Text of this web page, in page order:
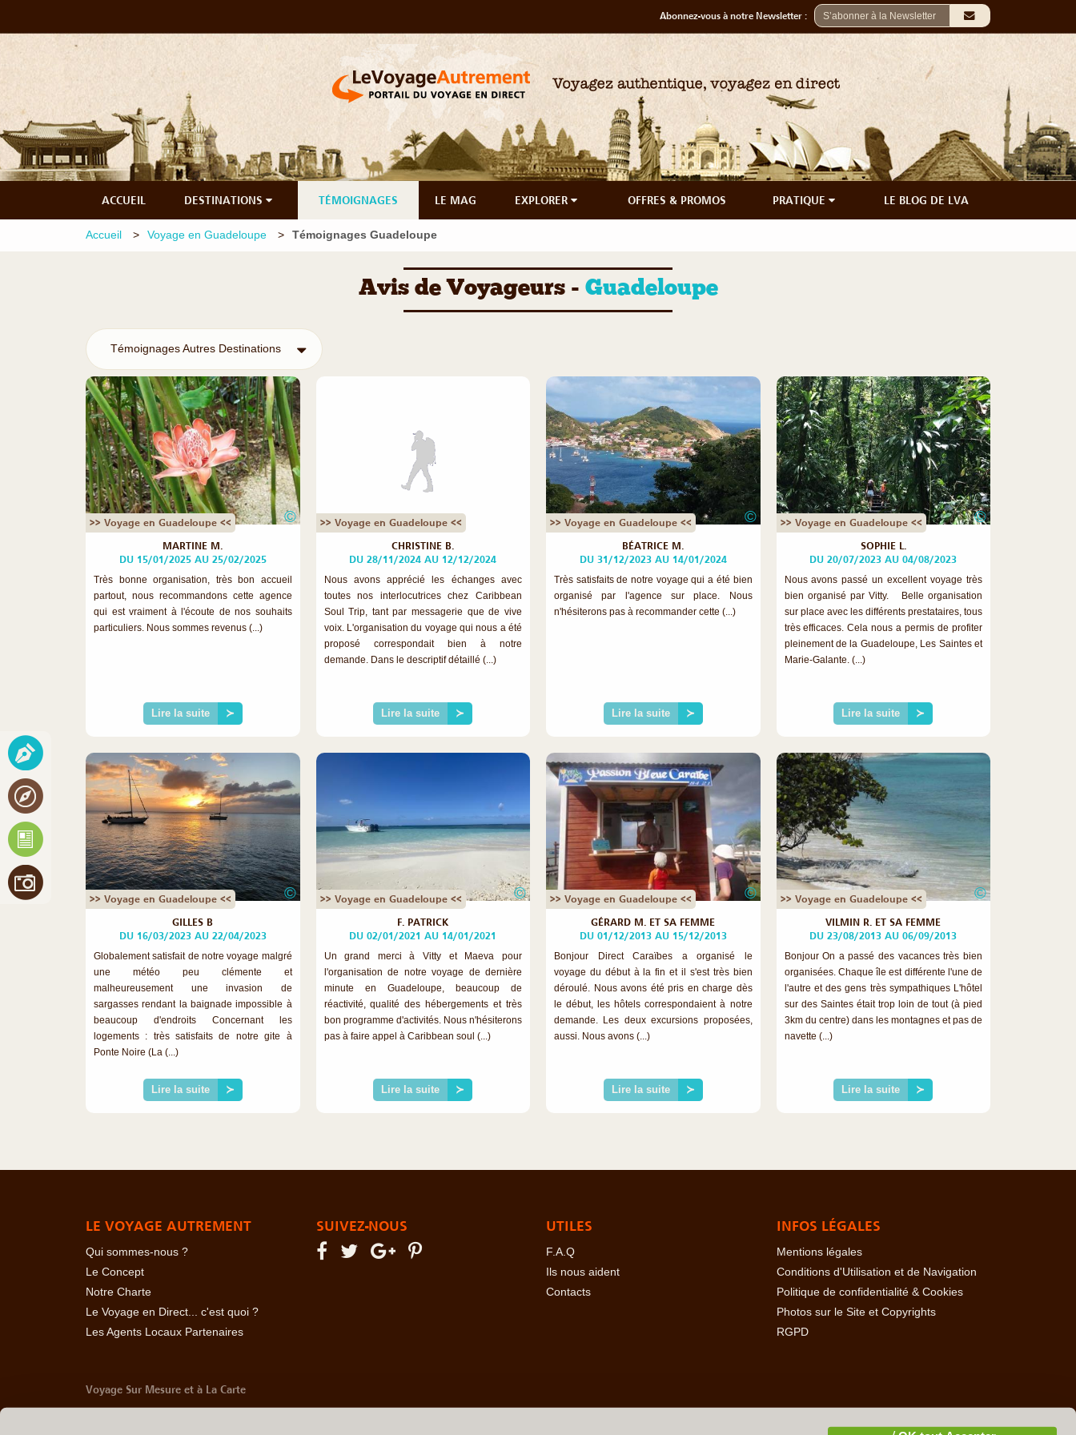
Abonnez-vous à notre Newsletter :
ACCUEIL DESTINATIONS TÉMOIGNAGES LE MAG EXPLORER OFFRES & PROMOS PRATIQUE LE BLOG DE LVA
Accueil Voyage en Guadeloupe Témoignages Guadeloupe
Avis de Voyageurs - Guadeloupe
Témoignages Autres Destinations
>> Voyage en Guadeloupe << ©
MARTINE M.
DU 15/01/2025 AU 25/02/2025
Très bonne organisation, très bon accueil
partout, nous recommandons cette agence
qui est vraiment à l'écoute de nos souhaits
particuliers. Nous sommes revenus (...)
Lire la suite ≻
>> Voyage en Guadeloupe <<
CHRISTINE B.
DU 28/11/2024 AU 12/12/2024
Nous avons apprécié les échanges avec
toutes nos interlocutrices chez Caribbean
Soul Trip, tant par messagerie que de vive
voix. L'organisation du voyage qui nous a été
proposé correspondait bien à notre
demande. Dans le descriptif détaillé (...)
Lire la suite ≻
>> Voyage en Guadeloupe << ©
BÉATRICE M.
DU 31/12/2023 AU 14/01/2024
Très satisfaits de notre voyage qui a été bien
organisé par l'agence sur place. Nous
n'hésiterons pas à recommander cette (...)
Lire la suite ≻
>> Voyage en Guadeloupe << ©
SOPHIE L.
DU 20/07/2023 AU 04/08/2023
Nous avons passé un excellent voyage très
bien organisé par Vitty. Belle organisation
sur place avec les différents prestataires, tous
très efficaces. Cela nous a permis de profiter
pleinement de la Guadeloupe, Les Saintes et
Marie-Galante. (...)
Lire la suite ≻
>> Voyage en Guadeloupe << ©
GILLES B
DU 16/03/2023 AU 22/04/2023
Globalement satisfait de notre voyage malgré
une météo peu clémente et
malheureusement une invasion de
sargasses rendant la baignade impossible à
beaucoup d'endroits Concernant les
logements : très satisfaits de notre gite à
Ponte Noire (La (...)
Lire la suite ≻
>> Voyage en Guadeloupe << ©
F. PATRICK
DU 02/01/2021 AU 14/01/2021
Un grand merci à Vitty et Maeva pour
l'organisation de notre voyage de dernière
minute en Guadeloupe, beaucoup de
réactivité, qualité des hébergements et très
bon programme d'activités. Nous n'hésiterons
pas à faire appel à Caribbean soul (...)
Lire la suite ≻
>> Voyage en Guadeloupe << ©
GÉRARD M. ET SA FEMME
DU 01/12/2013 AU 15/12/2013
Bonjour Direct Caraïbes a organisé le
voyage du début à la fin et il s'est très bien
déroulé. Nous avons été pris en charge dès
le début, les hôtels correspondaient à notre
demande. Les deux excursions proposées,
aussi. Nous avons (...)
Lire la suite ≻
>> Voyage en Guadeloupe << ©
VILMIN R. ET SA FEMME
DU 23/08/2013 AU 06/09/2013
Bonjour On a passé des vacances très bien
organisées. Chaque île est différente l'une de
l'autre et des gens très sympathiques L'hôtel
sur des Saintes était trop loin de tout (à pied
3km du centre) dans les montagnes et pas de
navette (...)
Lire la suite ≻
LE VOYAGE AUTREMENT
Qui sommes-nous ?
Le Concept
Notre Charte
Le Voyage en Direct... c'est quoi ?
Les Agents Locaux Partenaires
SUIVEZ-NOUS UTILES
F.A.Q
Ils nous aident
Contacts
INFOS LÉGALES
Mentions légales
Conditions d'Utilisation et de Navigation
Politique de confidentialité & Cookies
Photos sur le Site et Copyrights
RGPD
Voyage Sur Mesure et à La Carte
Cameroun -Canada -Cap Vert -Chili -